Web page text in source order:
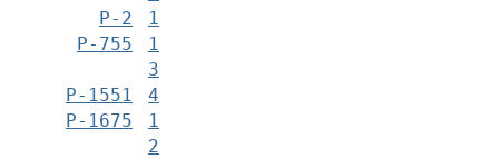
Р-2
1
Р-755
1
3
Р-1551
4
Р-1675
1
2